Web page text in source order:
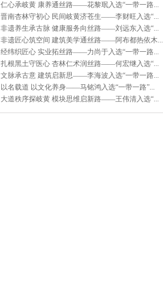
仁心承岐黄 康养通丝路——花黎珉入选“一带一路...
晋南杏林守初心 民间岐黄济苍生——李财旺入选“...
非遗养生承古脉 健康服务向丝路——刘远东入选“...
非遗匠心筑空间 建筑美学通丝路——阿布都热依木...
经纬织匠心 实业拓丝路——力尚于入选“一带一路...
扎根黑土守医心 杏林仁术润丝路——何宏继入选“...
文脉承古意 建筑启新思——李海波入选“一带一路...
以名载道 以文化养身——马铭鸿入选“一带一路”...
大道秩序探岐黄 模块思维启新路——王伟清入选“...